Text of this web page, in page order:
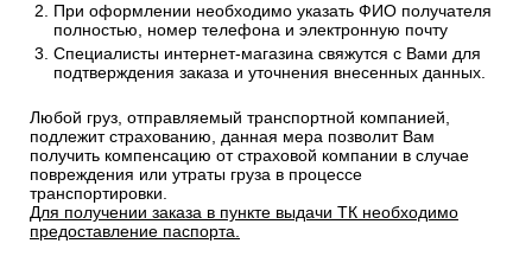
При оформлении необходимо указать ФИО получателя
полностью, номер телефона и электронную почту
Специалисты интернет-магазина свяжутся с Вами для
подтверждения заказа и уточнения внесенных данных.
Любой груз, отправляемый транспортной компанией,
подлежит страхованию, данная мера позволит Вам
получить компенсацию от страховой компании в случае
повреждения или утраты груза в процессе
транспортировки.
Для получении заказа в пункте выдачи ТК необходимо
предоставление паспорта.